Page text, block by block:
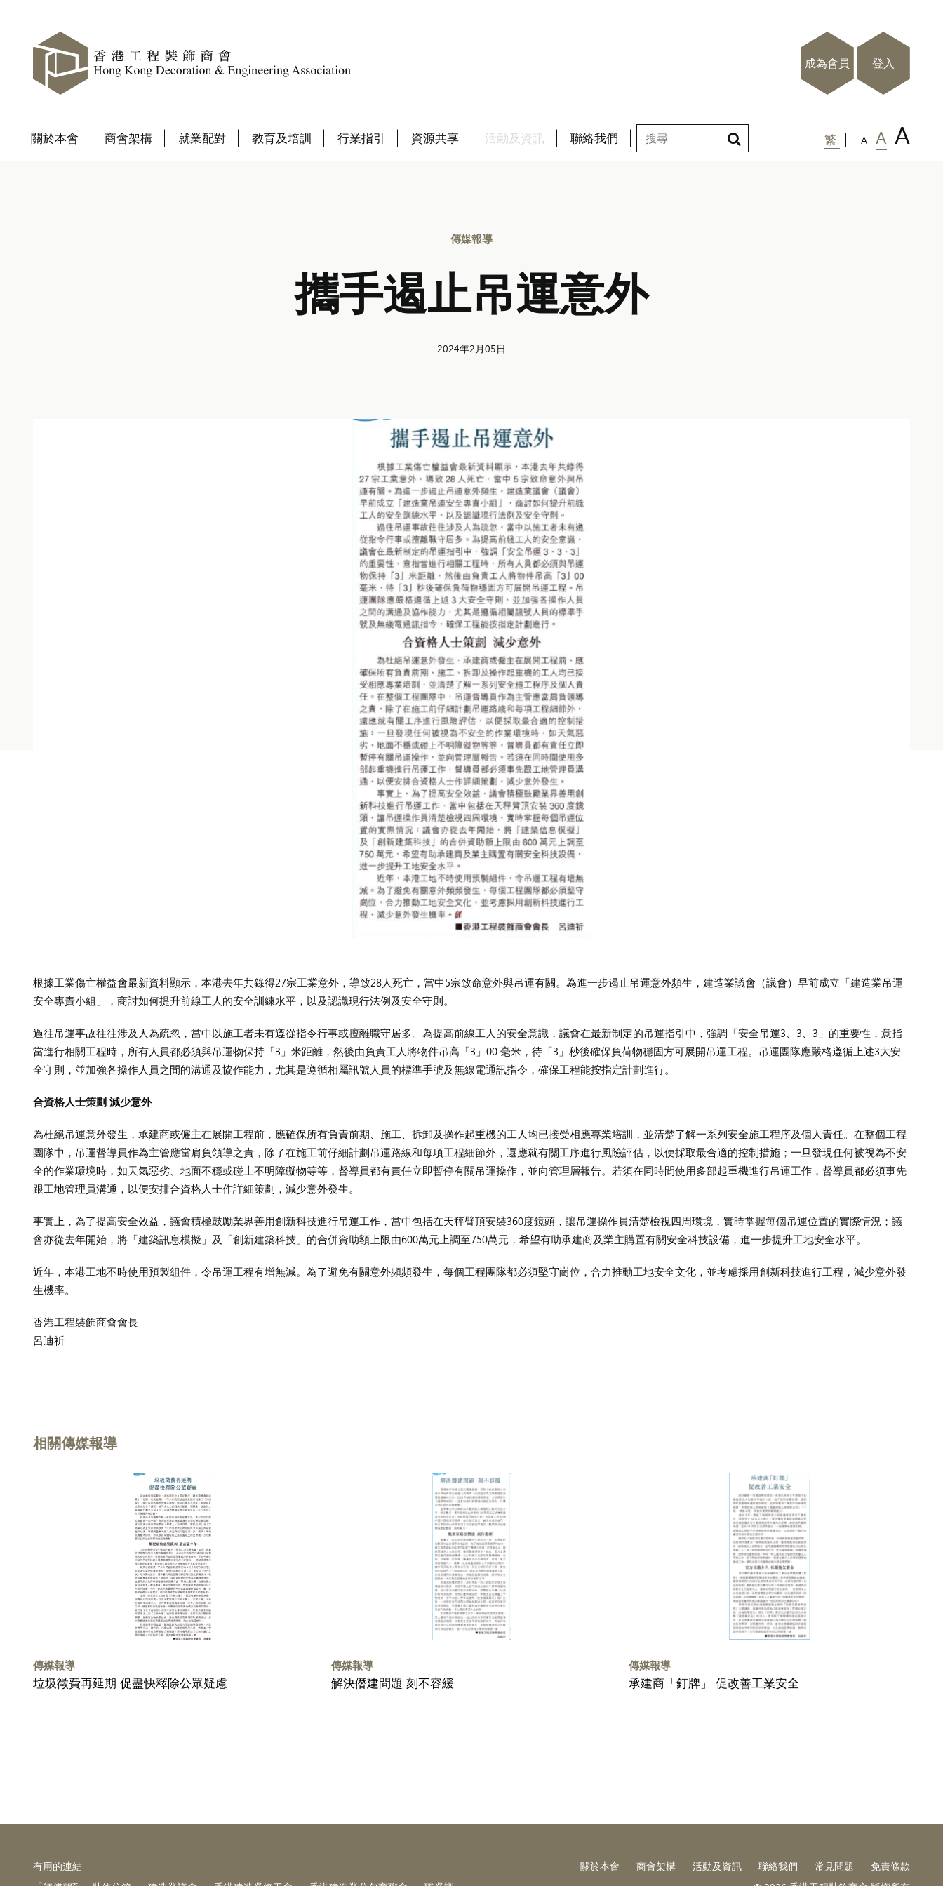
成為會員 登入
關於本會 商會架構 就業配對 教育及培訓 行業指引 資源共享 活動及資訊 聯絡我們 繁 A A A
傳媒報導
攜手遏止吊運意外
2024年2月05日
根據工業傷亡權益會最新資料顯示，本港去年共錄得27宗工業意外，導致28人死亡，當中5宗致命意外與吊運有關。為進一步遏止吊運意外頻生，建造業議會（議會）早前成立「建造業吊運
安全專責小組」，商討如何提升前線工人的安全訓練水平，以及認識現行法例及安全守則。
過往吊運事故往往涉及人為疏忽，當中以施工者未有遵從指令行事或擅離職守居多。為提高前線工人的安全意識，議會在最新制定的吊運指引中，強調「安全吊運3、3、3」的重要性，意指
當進行相關工程時，所有人員都必須與吊運物保持「3」米距離，然後由負責工人將物件吊高「3」00 毫米，待「3」秒後確保負荷物穩固方可展開吊運工程。吊運團隊應嚴格遵循上述3大安
全守則，並加強各操作人員之間的溝通及協作能力，尤其是遵循相屬訊號人員的標準手號及無線電通訊指令，確保工程能按指定計劃進行。
合資格人士策劃 減少意外
為杜絕吊運意外發生，承建商或僱主在展開工程前，應確保所有負責前期、施工、拆卸及操作起重機的工人均已接受相應專業培訓，並清楚了解一系列安全施工程序及個人責任。在整個工程
團隊中，吊運督導員作為主管應當肩負領導之責，除了在施工前仔細計劃吊運路線和每項工程細節外，還應就有關工序進行風險評估，以便採取最合適的控制措施；一旦發現任何被視為不安
全的作業環境時，如天氣惡劣、地面不穩或碰上不明障礙物等等，督導員都有責任立即暫停有關吊運操作，並向管理層報告。若須在同時間使用多部起重機進行吊運工作，督導員都必須事先
跟工地管理員溝通，以便安排合資格人士作詳細策劃，減少意外發生。
事實上，為了提高安全效益，議會積極鼓勵業界善用創新科技進行吊運工作，當中包括在天秤臂頂安裝360度鏡頭，讓吊運操作員清楚檢視四周環境，實時掌握每個吊運位置的實際情況；議
會亦從去年開始，將「建築訊息模擬」及「創新建築科技」的合併資助額上限由600萬元上調至750萬元，希望有助承建商及業主購置有關安全科技設備，進一步提升工地安全水平。
近年，本港工地不時使用預製組件，令吊運工程有增無減。為了避免有關意外頻頻發生，每個工程團隊都必須堅守崗位，合力推動工地安全文化，並考慮採用創新科技進行工程，減少意外發
生機率。
香港工程裝飾商會會長
呂迪祈
相關傳媒報導
傳媒報導
垃圾徵費再延期 促盡快釋除公眾疑慮
傳媒報導
解決僭建問題 刻不容緩
傳媒報導
承建商「釘牌」 促改善工業安全
有⽤的連結
關於本會 商會架構 活動及資訊 聯絡我們 常見問題
免責條款